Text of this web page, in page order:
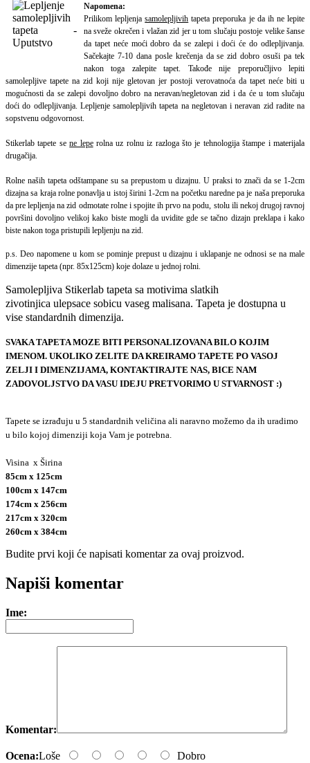
Napomena:
Prilikom lepljenjasamolepljivih tapeta preporuka je da ih ne lepite
na sveže okrečen i vlažan zid jer u tom slučaju postoje velike šanse
da tapet neće moći dobro da se zalepi i doći će do odlepljivanja.
Sačekajte 7-10 dana posle krečenja da se zid dobro osuši pa tek
nakon toga zalepite tapet. Takođe nije preporučljivo lepiti
samolepljive tapete na zid koji nije gletovan jer postoji verovatnoća da tapet neće biti u
mogućnosti da se zalepi dovoljno dobro na neravan/negletovan zid i da će u tom slučaju
doći do odlepljivanja. Lepljenje samolepljivih tapeta na negletovan i neravan zid radite na
sopstvenu odgovornost.
Stikerlab tapete sene leperolna uz rolnu iz razloga što je tehnologija štampe i materijala
drugačija.
Rolne naših tapeta odštampane su sa prepustom u dizajnu. U praksi to znači da se 1-2cm
dizajna sa kraja rolne ponavlja u istoj širini 1-2cm na početku naredne pa je naša preporuka
da pre lepljenja na zid odmotate rolne i spojite ih prvo na podu, stolu ili nekoj drugoj ravnoj
površini dovoljno velikoj kako biste mogli da uvidite gde se tačno dizajn preklapa i kako
biste nakon toga pristupili lepljenju na zid.
p.s. Deo napomene u kom se pominje prepust u dizajnu i uklapanje ne odnosi se na male
dimenzije tapeta (npr. 85x125cm) koje dolaze u jednoj rolni.
Samolepljiva Stikerlab tapeta sa motivima slatkih
zivotinjica ulepsace sobicu vaseg malisana. Tapeta je dostupna u
vise standardnih dimenzija.
SVAKA TAPETA MOZE BITI PERSONALIZOVANA BILO KOJIM
IMENOM. UKOLIKO ZELITE DA KREIRAMO TAPETE PO VASOJ
ZELJI I DIMENZIJAMA, KONTAKTIRAJTE NAS, BICE NAM
ZADOVOLJSTVO DA VASU IDEJU PRETVORIMO U STVARNOST :)
Tapete se izrađuju u 5 standardnih veličina ali naravno možemo da ih uradimo
u bilo kojoj dimenziji koja Vam je potrebna.
Visina x Širina
85cm x 125cm
100cm x 147cm
174cm x 256cm
217cm x 320cm
260cm x 384cm
Budite prvi koji će napisati komentar za ovaj proizvod.
Napiši komentar
Ime:
Komentar:
Ocena:Loše Dobro